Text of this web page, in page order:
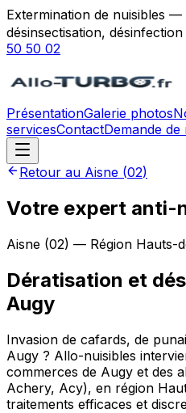
Extermination de nuisibles —
désinsectisation,
50 50 02
PrésentationGalerie photos
servicesContactDemande de
Retour au Aisne (02)
Votre expert anti-
Aisne (02) — Région Hauts-
Dératisation et
Augy
Invasion de cafards, de
Augy ? Allo-nuisibles
commerces de Augy et des
Achery, Acy), en région
traitements efficaces et